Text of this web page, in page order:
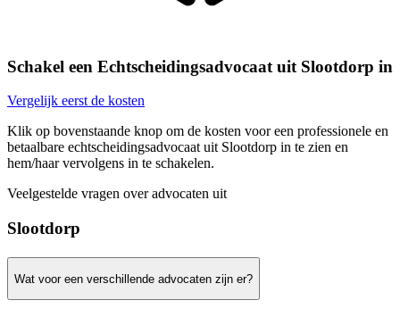
Schakel een Echtscheidingsadvocaat uit Slootdorp in
Vergelijk eerst de kosten
Klik op bovenstaande knop om de kosten voor een professionele en
betaalbare echtscheidingsadvocaat uit Slootdorp in te zien en
hem/haar vervolgens in te schakelen.
Veelgestelde vragen over advocaten uit
Slootdorp
Wat voor een verschillende advocaten zijn er?